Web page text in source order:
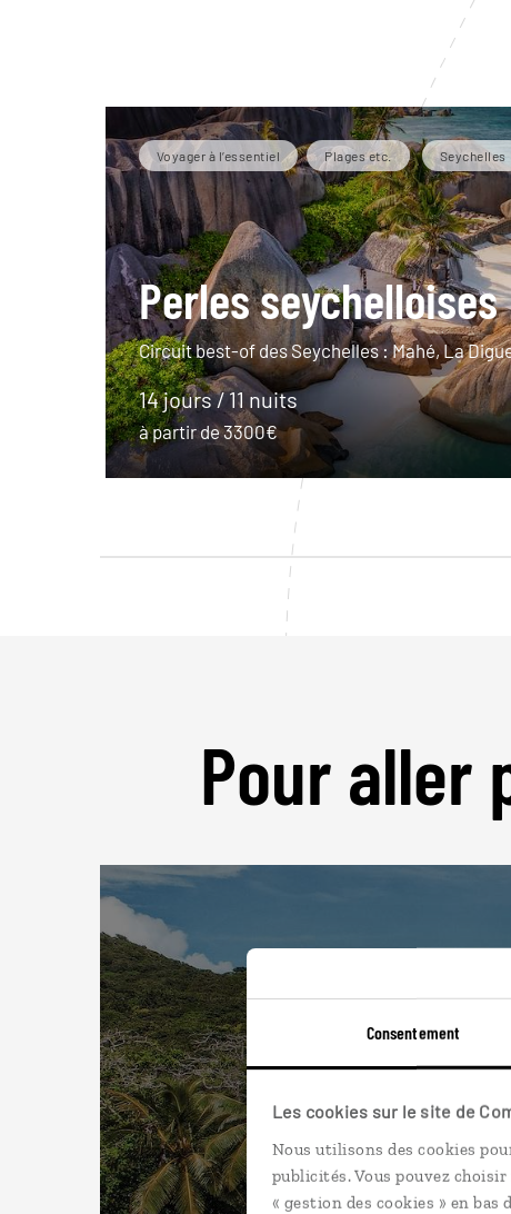
Consentement
Les cookies sur le site de
Nous utilisons des cookies
publicités. Vous pouvez
« gestion des cookies » en bas
Voyager à l’essentiel Plages etc. Seychelles
Perles seychelloises
Circuit best-of des Seychelles : Mahé, La
14 jours / 11 nuits
à partir de 3300€
Pour aller